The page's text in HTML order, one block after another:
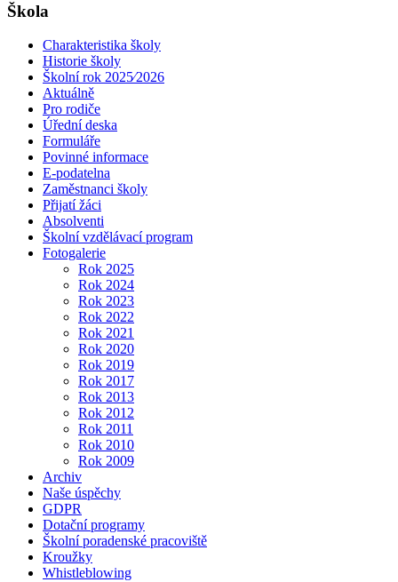
Škola
Charakteristika školy
Historie školy
Školní rok 2025⁄2026
Aktuálně
Pro rodiče
Úřední deska
Formuláře
Povinné informace
E-podatelna
Zaměstnanci školy
Přijatí žáci
Absolventi
Školní vzdělávací program
Fotogalerie
Rok 2025
Rok 2024
Rok 2023
Rok 2022
Rok 2021
Rok 2020
Rok 2019
Rok 2017
Rok 2013
Rok 2012
Rok 2011
Rok 2010
Rok 2009
Archiv
Naše úspěchy
GDPR
Dotační programy
Školní poradenské pracoviště
Kroužky
Whistleblowing